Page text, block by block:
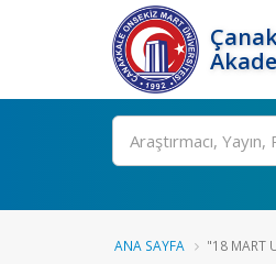
Ara
ANA SAYFA "18 MART